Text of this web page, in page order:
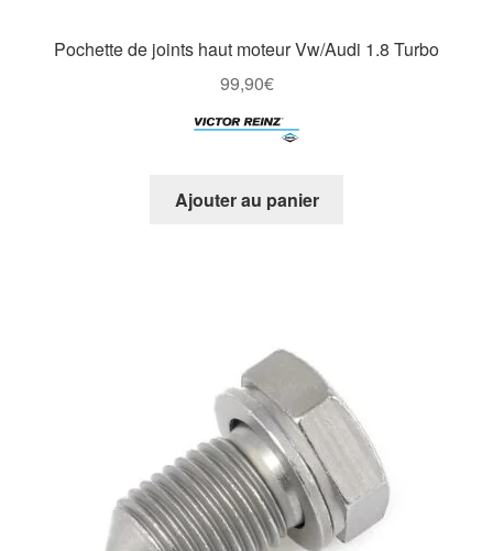
Pochette de joints haut moteur Vw/Audi 1.8 Turbo
99,90€
Ajouter au panier